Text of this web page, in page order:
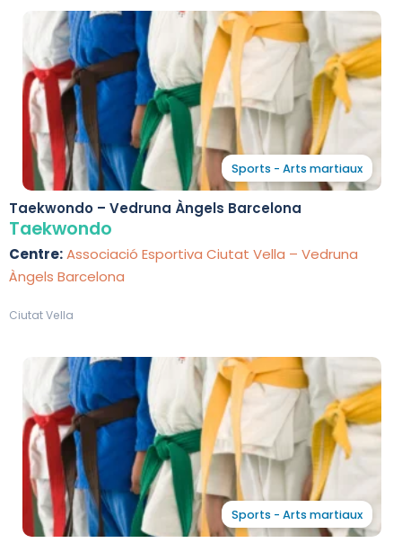
Sports - Arts martiaux
Taekwondo – Vedruna Àngels Barcelona
Taekwondo
Centre:Associació Esportiva Ciutat Vella – Vedruna
Àngels Barcelona
Ciutat Vella
Sports - Arts martiaux